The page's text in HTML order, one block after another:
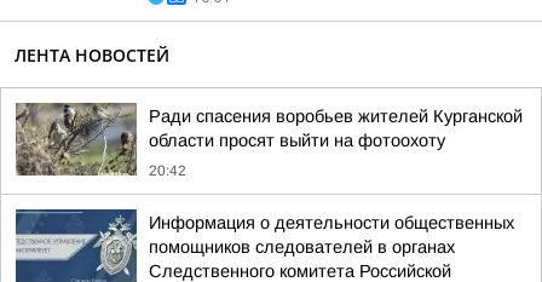
ЛЕНТА НОВОСТЕЙ
Ради спасения воробьев жителей Курганской
области просят выйти на фотоохоту
20:42
Информация о деятельности общественных
помощников следователей в органах
Следственного комитета Российской